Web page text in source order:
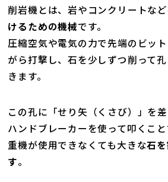
施工事例
採用情報
0742-
削岩機とは、岩やコンクリートな
けるための機械です。
圧縮空気や電気の力で先端のビッ
がら打撃し、石を少しずつ削って
きます。
この孔に「せり矢（くさび）」を
ハンドブレーカーを使って叩くこと
重機が使用できなくても大きな石
す。